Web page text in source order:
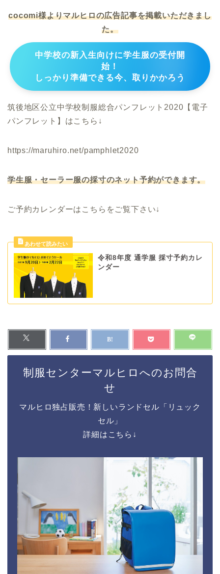
cocomi様よりマルヒロの広告記事を掲載いただきまし
た。
中学校の新入生向けに学生服の受付開
始！
しっかり準備できる今、取りかかろう
筑後地区公立中学校制服総合パンフレット2020【電子
パンフレット】はこちら↓
https://maruhiro.net/pamphlet2020
学生服・セーラー服の採寸のネット予約ができます。
ご予約カレンダーはこちらをご覧下さい↓
令和8年度 通学服 採寸予約カレ
ンダー
制服センターマルヒロへのお問合
せ
マルヒロ独占販売！新しいランドセル「リュック
セル」
詳細はこちら↓